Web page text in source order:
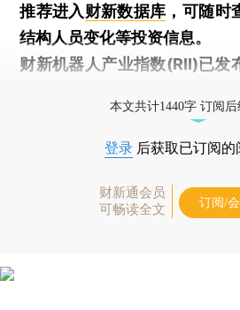
推荐进入财新数据库 ，可随时
结构人员变化等投资信息。
财新机器人产业指数(RII)已发
本文共计1440字 订阅
登录 后获取已订阅的
财新通会员
可畅读全文
订阅/